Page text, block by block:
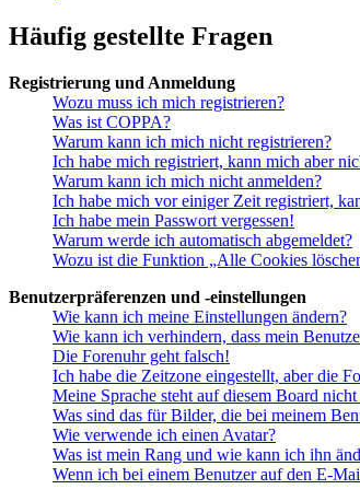
Häufig gestellte Fragen
Registrierung und Anmeldung
Wozu muss ich mich registrieren?
Was ist COPPA?
Warum kann ich mich nicht registrieren?
Ich habe mich registriert, kann mich aber
Warum kann ich mich nicht anmelden?
Ich habe mich vor einiger Zeit registriert,
Ich habe mein Passwort vergessen!
Warum werde ich automatisch abgemeldet?
Wozu ist die Funktion „Alle Cookies
Benutzerpräferenzen und -einstellungen
Wie kann ich meine Einstellungen ändern?
Wie kann ich verhindern, dass mein
Die Forenuhr geht falsch!
Ich habe die Zeitzone eingestellt, aber die
Meine Sprache steht auf diesem Board
Was sind das für Bilder, die bei meinem
Wie verwende ich einen Avatar?
Was ist mein Rang und wie kann ich ihn
Wenn ich bei einem Benutzer auf den E-